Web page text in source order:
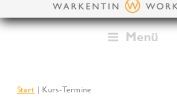
Inhalt
Menü
Start Kurs-Termine